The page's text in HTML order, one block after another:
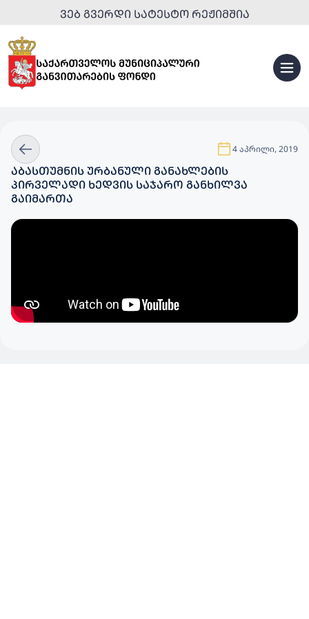
ᲕᲔᲑ ᲒᲕᲔᲠᲓᲘ ᲡᲐᲢᲔᲡᲢᲝ ᲠᲔᲟᲘᲛᲨᲘᲐ
4 აპრილი, 2019
ᲐᲑᲐᲡᲗᲣᲛᲜᲘᲡ ᲣᲠᲑᲐᲜᲣᲚᲘ ᲒᲐᲜᲐᲮᲚᲔᲑᲘᲡ
ᲞᲘᲠᲕᲔᲚᲐᲓᲘ ᲮᲔᲓᲕᲘᲡ ᲡᲐᲯᲐᲠᲝ ᲒᲐᲜᲮᲘᲚᲕᲐ
ᲒᲐᲘᲛᲐᲠᲗᲐ